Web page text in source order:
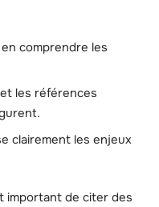
comprendre les
et les références
clairement les enjeux
important de citer des